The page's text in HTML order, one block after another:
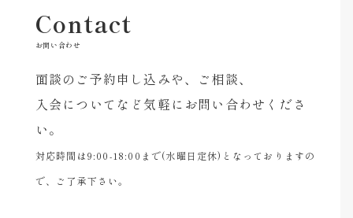
Contact
お問い合わせ
面談のご予約申し込みや、ご相談、
入会についてなど気軽にお問い合わせくださ
い。
対応時間は9:00-18:00まで(水曜日定休)となっておりますの
で、ご了承下さい。